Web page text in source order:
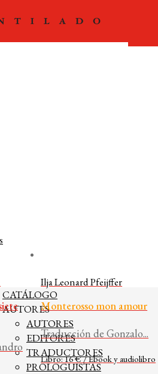
CATÁLOGO
AUTORES
AUTORES
EDITORES
TRADUCTORES
PROLOGUISTAS
Ilja Leonard Pfeijffer
Monterosso mon amour
Traducción de Gonzalo...
Libro: 16 € / Ebook y audiolibro